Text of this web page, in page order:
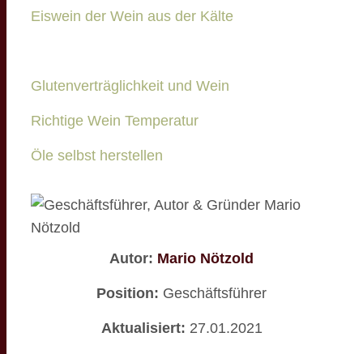
Eiswein der Wein aus der Kälte
Glutenverträglichkeit und Wein
Richtige Wein Temperatur
Öle selbst herstellen
Autor: Mario Nötzold
Position: Geschäftsführer
Aktualisiert: 27.01.2021